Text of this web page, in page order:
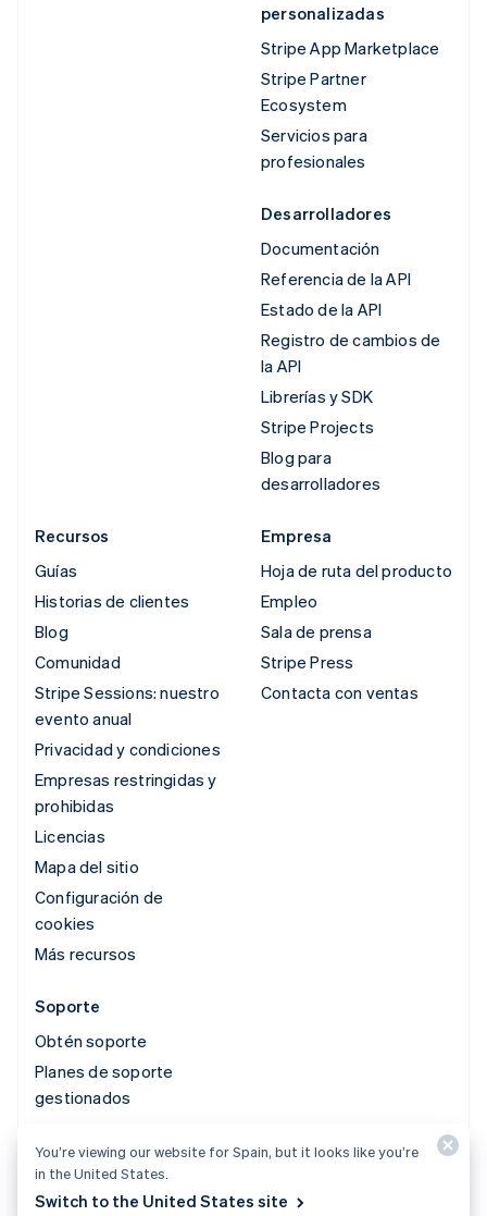
personalizadas
Stripe App Marketplace
Stripe Partner
Ecosystem
Servicios para
profesionales
Desarrolladores
Documentación
Referencia de la API
Estado de la API
Registro de cambios de
la API
Librerías y SDK
Stripe Projects
Blog para
desarrolladores
Recursos
Guías
Historias de clientes
Blog
Comunidad
Stripe Sessions: nuestro
evento anual
Privacidad y condiciones
Empresas restringidas y
prohibidas
Licencias
Mapa del sitio
Configuración de
cookies
Más recursos
Empresa
Hoja de ruta del producto
Empleo
Sala de prensa
Stripe Press
Contacta con ventas
Soporte
Obtén soporte
Planes de soporte
gestionados
© 2026 Stripe, LLC
You’re viewing our website for Spain, but it looks like you’re
in the United States.
Switch to the United States site